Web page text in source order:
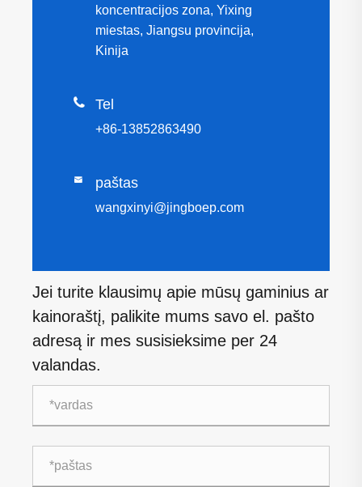
koncentracijos zona, Yixing
miestas, Jiangsu provincija,
Kinija
 Tel
+86-13852863490
 paštas
wangxinyi@jingboep.com
Jei turite klausimų apie mūsų gaminius ar
kainoraštį, palikite mums savo el. pašto
adresą ir mes susisieksime per 24
valandas.